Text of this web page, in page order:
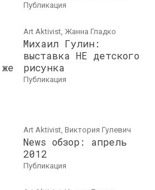
публикация
Art Aktivist, Жанна Гладко
Михаил Гулин:
выставка НЕ детского
рисунка
публикация
Art Aktivist, Виктория Гулевич
News обзор: апрель
2012
публикация